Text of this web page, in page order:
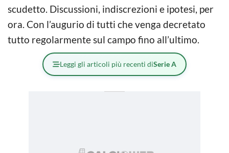
scudetto. Discussioni, indiscrezioni e ipotesi, per
ora. Con l’augurio di tutti che venga decretato
tutto regolarmente sul campo fino all’ultimo.
Leggi gli articoli più recenti diSerie A